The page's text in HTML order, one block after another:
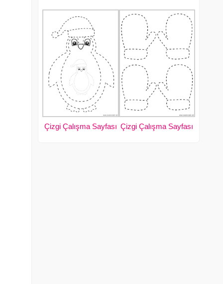
Çizgi Çalışma Sayfası Çizgi Çalışma Sayfası